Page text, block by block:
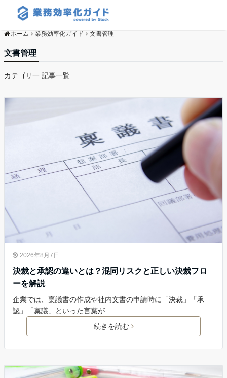
ホーム 業務効率化ガイド 文書管理
文書管理
カテゴリ一 記事一覧
2026年8月7日
決裁と承認の違いとは？混同リスクと正しい決裁フロ
ーを解説
企業では、稟議書の作成や社内文書の申請時に「決裁」「承
認」「稟議」といった言葉が…
続きを読む